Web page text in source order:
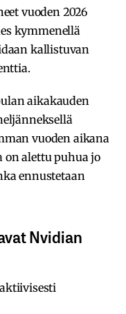
vuoden 2026
kymmenellä
kallistuvan
aikakauden
vuoden aikana
on alettu puhua jo
ennustetaan
Nvidian